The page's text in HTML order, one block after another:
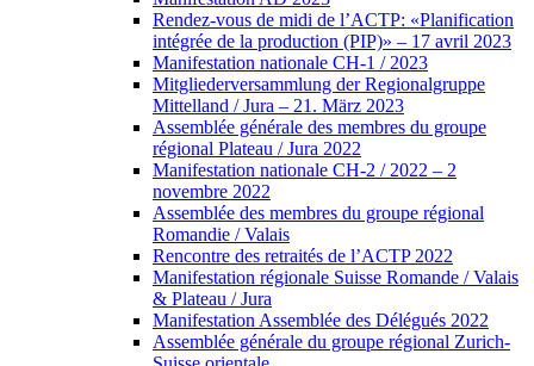
Rendez-vous de midi de l’ACTP: «Planification
intégrée de la production (PIP)» – 17 avril 2023
Manifestation nationale CH-1 / 2023
Mitgliederversammlung der Regionalgruppe
Mittelland / Jura – 21. März 2023
Assemblée générale des membres du groupe
régional Plateau / Jura 2022
Manifestation nationale CH-2 / 2022 – 2
novembre 2022
Assemblée des membres du groupe régional
Romandie / Valais
Rencontre des retraités de l’ACTP 2022
Manifestation régionale Suisse Romande / Valais
& Plateau / Jura
Manifestation Assemblée des Délégués 2022
Assemblée générale du groupe régional Zurich-